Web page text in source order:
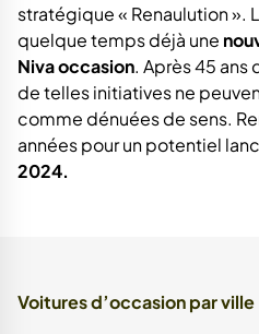
stratégique « Renaulution ».
quelque temps déjà une
Niva occasion. Après 45
de telles initiatives ne
comme dénuées de sens.
années pour un potentiel
2024.
Voitures d’occasion par ville